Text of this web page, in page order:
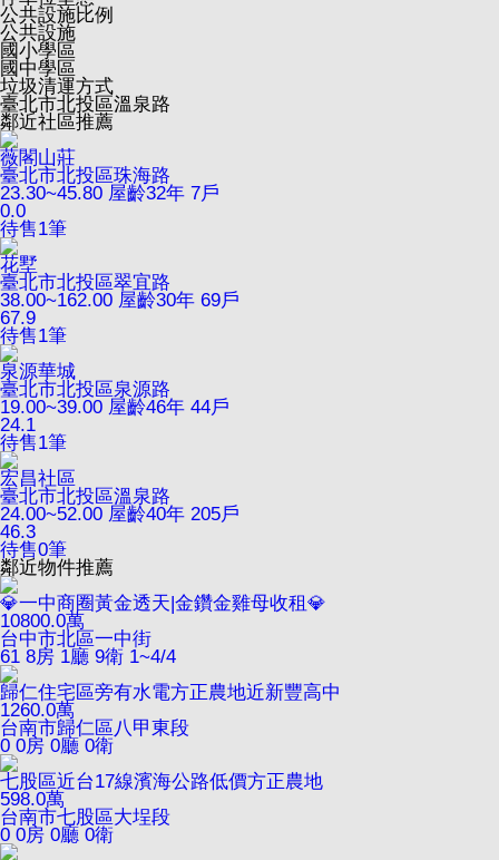
公共設施比例
公共設施
國小學區
國中學區
垃圾清運方式
臺北市北投區溫泉路
鄰近社區推薦
薇閣山莊
臺北市北投區珠海路
23.30~45.80 屋齡32年 7戶
0.0
待售1筆
花墅
臺北市北投區翠宜路
38.00~162.00 屋齡30年 69戶
67.9
待售1筆
泉源華城
臺北市北投區泉源路
19.00~39.00 屋齡46年 44戶
24.1
待售1筆
宏昌社區
臺北市北投區溫泉路
24.00~52.00 屋齡40年 205戶
46.3
待售0筆
鄰近物件推薦
💎一中商圈黃金透天|金鑽金雞母收租💎
10800.0萬
台中市北區一中街
61 8房 1廳 9衛 1~4/4
歸仁住宅區旁有水電方正農地近新豐高中
1260.0萬
台南市歸仁區八甲東段
0 0房 0廳 0衛
七股區近台17線濱海公路低價方正農地
598.0萬
台南市七股區大埕段
0 0房 0廳 0衛